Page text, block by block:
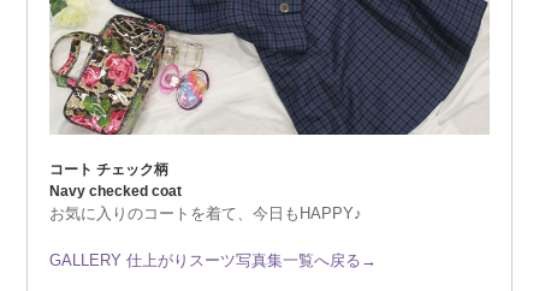
コート チェック柄
Navy checked coat
お気に入りのコートを着て、今日もHAPPY♪
GALLERY 仕上がりスーツ写真集一覧へ戻る→